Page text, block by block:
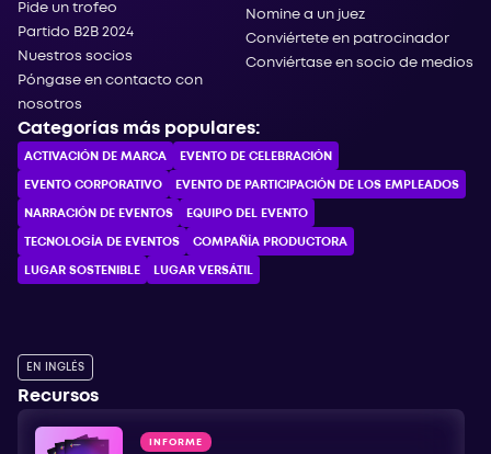
Pide un trofeo
Partido B2B 2024
Nuestros socios
Póngase en contacto con
nosotros
Nomine a un juez
Conviértete en patrocinador
Conviértase en socio de medios
Categorías más populares:
ACTIVACIÓN DE MARCA EVENTO DE CELEBRACIÓN
EVENTO CORPORATIVO EVENTO DE PARTICIPACIÓN DE LOS EMPLEADOS
NARRACIÓN DE EVENTOS EQUIPO DEL EVENTO
TECNOLOGÍA DE EVENTOS COMPAÑÍA PRODUCTORA
LUGAR SOSTENIBLE LUGAR VERSÁTIL
EN INGLÉS
Recursos
INFORME